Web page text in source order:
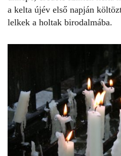
a kelta újév első napján
lelkek a holtak birodalmába.